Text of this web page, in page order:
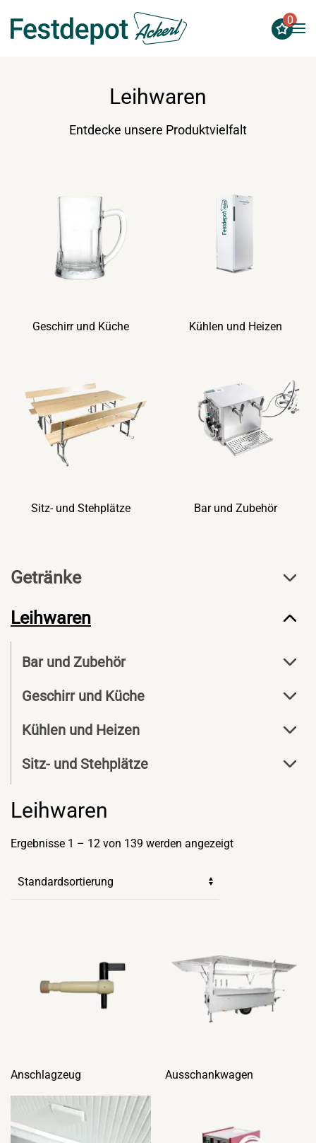
Zum Hauptinhalt springen
0
Leihwaren
Entdecke unsere Produktvielfalt
Geschirr und Küche Kühlen und Heizen
Sitz- und Stehplätze Bar und Zubehör
Getränke
Leihwaren
Bar und Zubehör
Geschirr und Küche
Kühlen und Heizen
Sitz- und Stehplätze
Leihwaren
Ergebnisse 1 – 12 von 139 werden angezeigt
Anschlagzeug Ausschankwagen